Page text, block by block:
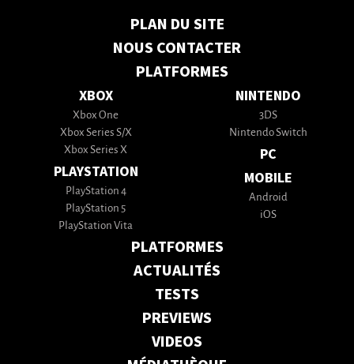
PLAN DU SITE
NOUS CONTACTER
PLATFORMES
XBOX
Xbox One
Xbox Series S/X
Xbox Series X
PLAYSTATION
PlayStation 4
PlayStation 5
PlayStation Vita
NINTENDO
3DS
Nintendo Switch
PC
MOBILE
Android
iOS
PLATFORMES
ACTUALITÉS
TESTS
PREVIEWS
VIDEOS